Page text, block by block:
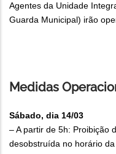
Agentes da Unidade
Guarda Municipal) irão
Medidas
Sábado, dia 14/03
– A partir de 5h: Proibição
desobstruída no horário